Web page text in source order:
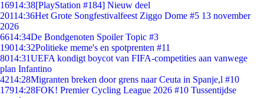
16914:38[PlayStation #184] Nieuw deel
20114:36Het Grote Songfestivalfeest Ziggo Dome #5 13 november
2026
6614:34De Bondgenoten Spoiler Topic #3
19014:32Politieke meme's en spotprenten #11
8014:31UEFA kondigt boycot van FIFA-competities aan vanwege
plan Infantino
4214:28Migranten breken door grens naar Ceuta in Spanje,l #10
17914:28FOK! Premier Cycling League 2026 #10 Tussentijdse